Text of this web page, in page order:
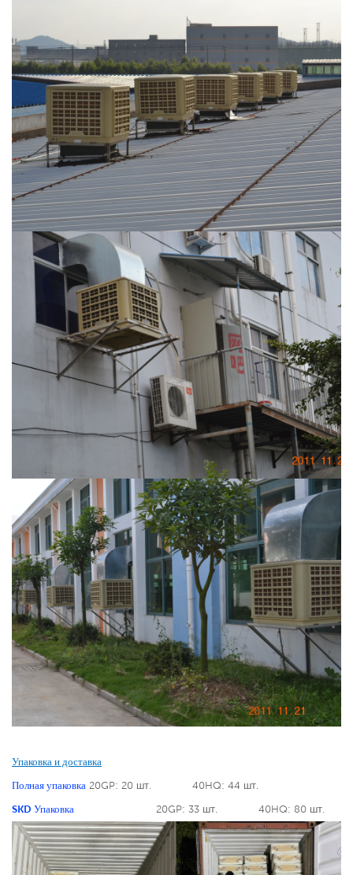
Упаковка и доставка
Полная упаковка 20GP: 20 шт. 40HQ: 44 шт.
SKD Упаковка
20GP: 33 шт. 40HQ: 80 шт.